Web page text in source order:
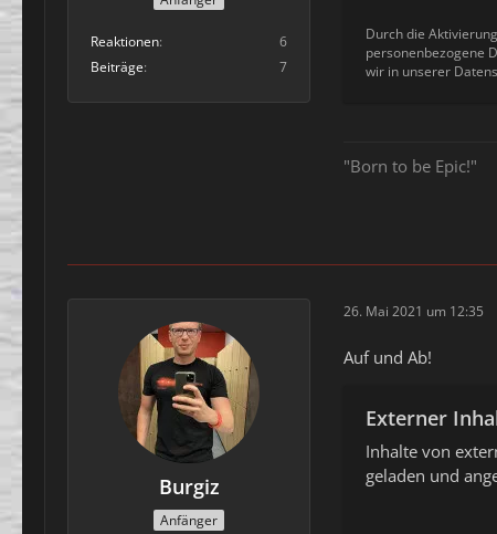
Reaktionen
6
Beiträge
7
Durch die
personenbezogene
wir in unserer
"Born to be Epic!"
Burgiz
Anfänger
26. Mai 2021 um 12:35
Auf und Ab!
Externer
Inhalte von
geladen und